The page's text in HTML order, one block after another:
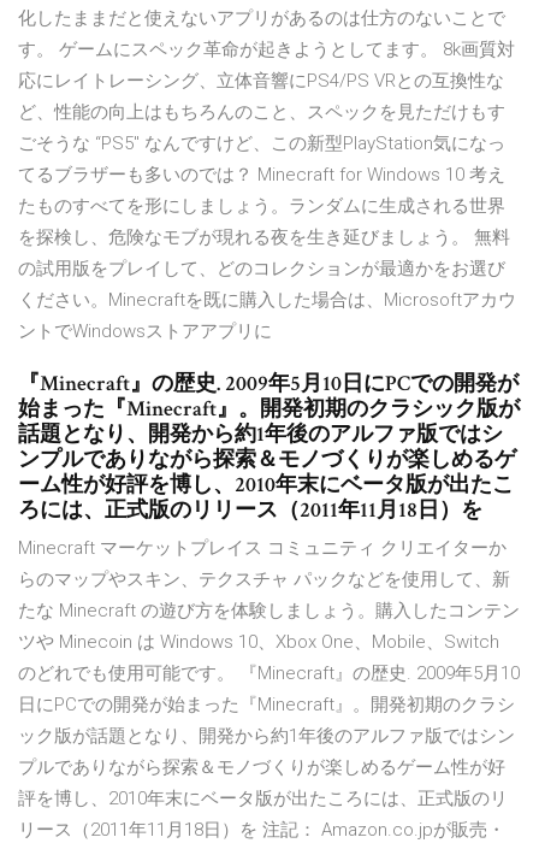
化したままだと使えないアプリがあるのは仕方のないことで
す。 ゲームにスペック革命が起きようとしてます。 8k画質対
応にレイトレーシング、立体音響にPS4/PS VRとの互換性な
ど、性能の向上はもちろんのこと、スペックを見ただけもす
ごそうな “PS5" なんですけど、この新型PlayStation気になっ
てるブラザーも多いのでは？ Minecraft for Windows 10 考え
たものすべてを形にしましょう。ランダムに生成される世界
を探検し、危険なモブが現れる夜を生き延びましょう。 無料
の試用版をプレイして、どのコレクションが最適かをお選び
ください。Minecraftを既に購入した場合は、Microsoftアカウ
ントでWindowsストアアプリに
『Minecraft』の歴史. 2009年5月10日にPCでの開発が
始まった『Minecraft』。開発初期のクラシック版が
話題となり、開発から約1年後のアルファ版ではシ
ンプルでありながら探索＆モノづくりが楽しめるゲ
ーム性が好評を博し、2010年末にベータ版が出たこ
ろには、正式版のリリース（2011年11月18日）を
Minecraft マーケットプレイス コミュニティ クリエイターか
らのマップやスキン、テクスチャ パックなどを使用して、新
たな Minecraft の遊び方を体験しましょう。購入したコンテン
ツや Minecoin は Windows 10、Xbox One、Mobile、Switch
のどれでも使用可能です。 『Minecraft』の歴史. 2009年5月10
日にPCでの開発が始まった『Minecraft』。開発初期のクラシ
ック版が話題となり、開発から約1年後のアルファ版ではシン
プルでありながら探索＆モノづくりが楽しめるゲーム性が好
評を博し、2010年末にベータ版が出たころには、正式版のリ
リース（2011年11月18日）を 注記： Amazon.co.jpが販売・